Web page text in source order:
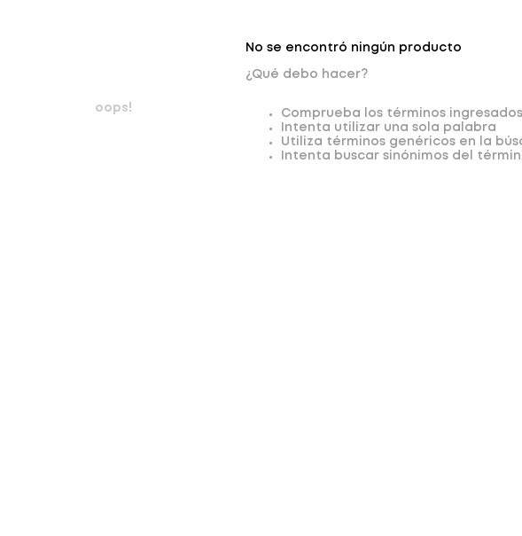
oops!
No se encontró ningún producto
¿Qué debo hacer?
Comprueba los términos ingresados
Intenta utilizar una sola palabra
Utiliza términos genéricos en la
Intenta buscar sinónimos del